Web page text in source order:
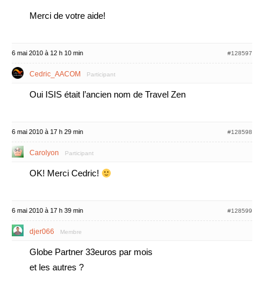
Merci de votre aide!
6 mai 2010 à 12 h 10 min #128597
Cedric_AACOM Participant
Oui ISIS était l’ancien nom de Travel Zen
6 mai 2010 à 17 h 29 min #128598
Carolyon Participant
OK! Merci Cedric!
6 mai 2010 à 17 h 39 min #128599
djer066 Membre
Globe Partner 33euros par mois
et les autres ?